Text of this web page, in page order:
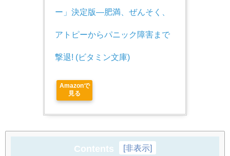
ー」決定版―肥満、ぜんそく、
アトピーからパニック障害まで
撃退! (ビタミン文庫)
Amazonで
見る
Contents [非表示]